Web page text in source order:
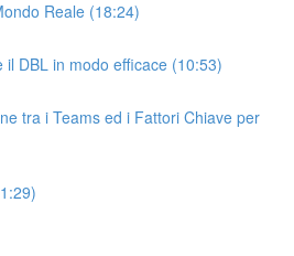
Reale (18:24)
il DBL in modo efficace (10:53)
tra i Teams ed i Fattori Chiave per